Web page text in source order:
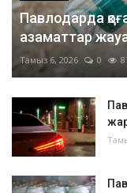
Павлодарда
азаматтар
Тамыз 6, 2026 0